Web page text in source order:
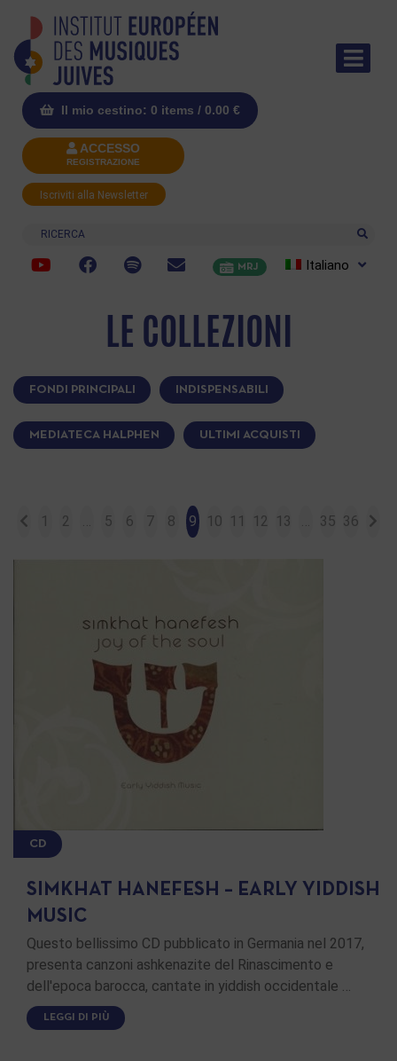
Il mio cestino: 0 items / 0.00 €
ACCESSO
REGISTRAZIONE
Iscriviti alla Newsletter
Ricerca
MRJ Italiano
LE COLLEZIONI
FONDI PRINCIPALI INDISPENSABILI
MEDIATECA HALPHEN ULTIMI ACQUISTI
1 2 5 6 7 8 9 10 11 12 13 35 36
CD
SIMKHAT HANEFESH – EARLY YIDDISH
MUSIC
Questo bellissimo CD pubblicato in Germania nel 2017,
presenta canzoni ashkenazite del Rinascimento e
dell'epoca barocca, cantate in yiddish occidentale …
LEGGI DI PIÙ